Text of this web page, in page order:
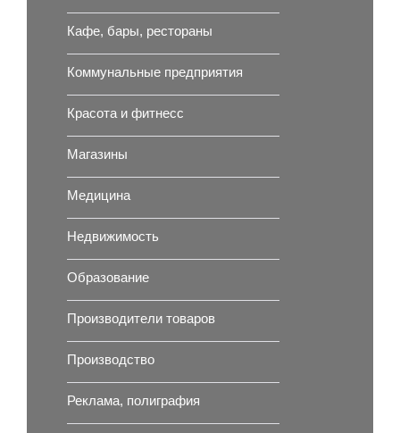
Кафе, бары, рестораны
Коммунальные предприятия
Красота и фитнесс
Магазины
Медицина
Недвижимость
Образование
Производители товаров
Производство
Реклама, полиграфия